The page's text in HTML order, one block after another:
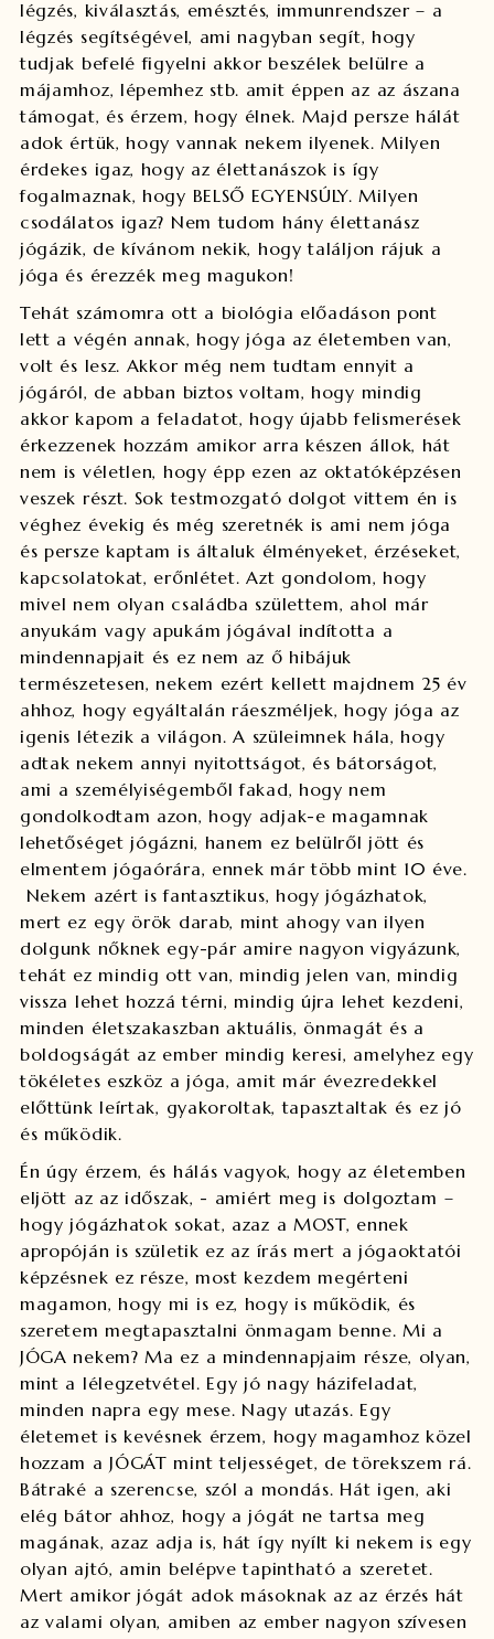
légzés, kiválasztás, emésztés, immunrendszer – a
légzés segítségével, ami nagyban segít, hogy
tudjak befelé figyelni akkor beszélek belülre a
májamhoz, lépemhez stb. amit éppen az az ászana
támogat, és érzem, hogy élnek. Majd persze hálát
adok értük, hogy vannak nekem ilyenek. Milyen
érdekes igaz, hogy az élettanászok is így
fogalmaznak, hogy BELSŐ EGYENSÚLY. Milyen
csodálatos igaz? Nem tudom hány élettanász
jógázik, de kívánom nekik, hogy találjon rájuk a
jóga és érezzék meg magukon!
Tehát számomra ott a biológia előadáson pont
lett a végén annak, hogy jóga az életemben van,
volt és lesz. Akkor még nem tudtam ennyit a
jógáról, de abban biztos voltam, hogy mindig
akkor kapom a feladatot, hogy újabb felismerések
érkezzenek hozzám amikor arra készen állok, hát
nem is véletlen, hogy épp ezen az oktatóképzésen
veszek részt. Sok testmozgató dolgot vittem én is
véghez évekig és még szeretnék is ami nem jóga
és persze kaptam is általuk élményeket, érzéseket,
kapcsolatokat, erőnlétet. Azt gondolom, hogy
mivel nem olyan családba születtem, ahol már
anyukám vagy apukám jógával indította a
mindennapjait és ez nem az ő hibájuk
természetesen, nekem ezért kellett majdnem 25 év
ahhoz, hogy egyáltalán ráeszméljek, hogy jóga az
igenis létezik a világon. A szüleimnek hála, hogy
adtak nekem annyi nyitottságot, és bátorságot,
ami a személyiségemből fakad, hogy nem
gondolkodtam azon, hogy adjak-e magamnak
lehetőséget jógázni, hanem ez belülről jött és
elmentem jógaórára, ennek már több mint 10 éve.
Nekem azért is fantasztikus, hogy jógázhatok,
mert ez egy örök darab, mint ahogy van ilyen
dolgunk nőknek egy-pár amire nagyon vigyázunk,
tehát ez mindig ott van, mindig jelen van, mindig
vissza lehet hozzá térni, mindig újra lehet kezdeni,
minden életszakaszban aktuális, önmagát és a
boldogságát az ember mindig keresi, amelyhez egy
tökéletes eszköz a jóga, amit már évezredekkel
előttünk leírtak, gyakoroltak, tapasztaltak és ez jó
és működik.
Én úgy érzem, és hálás vagyok, hogy az életemben
eljött az az időszak, - amiért meg is dolgoztam –
hogy jógázhatok sokat, azaz a MOST, ennek
apropóján is születik ez az írás mert a jógaoktatói
képzésnek ez része, most kezdem megérteni
magamon, hogy mi is ez, hogy is működik, és
szeretem megtapasztalni önmagam benne. Mi a
JÓGA nekem? Ma ez a mindennapjaim része, olyan,
mint a lélegzetvétel. Egy jó nagy házifeladat,
minden napra egy mese. Nagy utazás. Egy
életemet is kevésnek érzem, hogy magamhoz közel
hozzam a JÓGÁT mint teljességet, de törekszem rá.
Bátraké a szerencse, szól a mondás. Hát igen, aki
elég bátor ahhoz, hogy a jógát ne tartsa meg
magának, azaz adja is, hát így nyílt ki nekem is egy
olyan ajtó, amin belépve tapintható a szeretet.
Mert amikor jógát adok másoknak az az érzés hát
az valami olyan, amiben az ember nagyon szívesen